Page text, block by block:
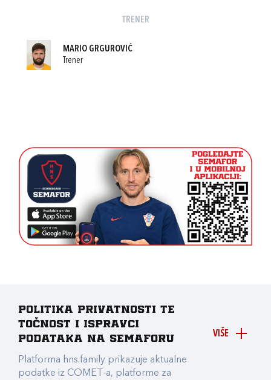
TRENER
MARIO GRGUROVIĆ
Trener
VIŠE
Politika privatnosti te
točnost i ispravci
podataka na Semaforu
Platforma hns.family prikazuje aktualne
podatke iz COMET-a, platforme za